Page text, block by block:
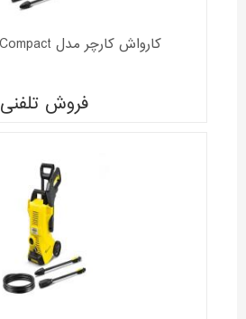
کارواش کارچر مدل K5 Compact ( کرشر )
فروش تلفنی